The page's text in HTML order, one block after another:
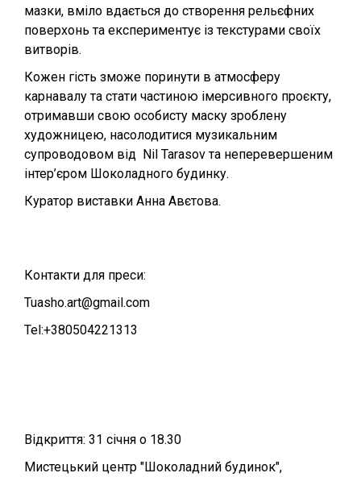
мазки, вміло вдається до створення рельєфних
поверхонь та експериментує із текстурами своїх
витворів.
Кожен гість зможе поринути в атмосферу
карнавалу та стати частиною імерсивного проєкту,
отримавши свою особисту маску зроблену
художницею, насолодитися музикальним
супроводовом від Nil Tarasov та неперевершеним
інтер’єром Шоколадного будинку.
Куратор виставки Анна Авєтова.
Контакти для преси:
Tuasho.art@gmail.com
Tel:+380504221313
Відкриття: 31 січня о 18.30
Мистецький центр "Шоколадний будинок",